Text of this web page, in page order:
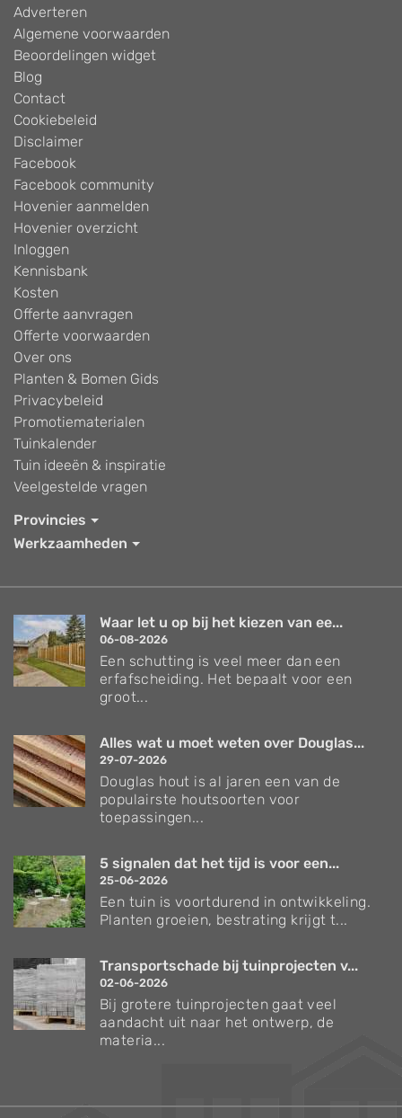
Adverteren
Algemene voorwaarden
Beoordelingen widget
Blog
Contact
Cookiebeleid
Disclaimer
Facebook
Facebook community
Hovenier aanmelden
Hovenier overzicht
Inloggen
Kennisbank
Kosten
Offerte aanvragen
Offerte voorwaarden
Over ons
Planten & Bomen Gids
Privacybeleid
Promotiematerialen
Tuinkalender
Tuin ideeën & inspiratie
Veelgestelde vragen
Provincies
Werkzaamheden
Waar let u op bij het kiezen van ee...
06-08-2026
Een schutting is veel meer dan een
erfafscheiding. Het bepaalt voor een
groot...
Alles wat u moet weten over Douglas...
29-07-2026
Douglas hout is al jaren een van de
populairste houtsoorten voor
toepassingen...
5 signalen dat het tijd is voor een...
25-06-2026
Een tuin is voortdurend in ontwikkeling.
Planten groeien, bestrating krijgt t...
Transportschade bij tuinprojecten v...
02-06-2026
Bij grotere tuinprojecten gaat veel
aandacht uit naar het ontwerp, de
materia...